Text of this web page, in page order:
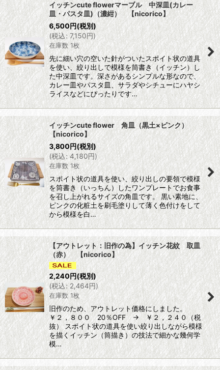
イッチンcute flowerマーブル 中深皿(カレー
皿・パスタ皿)（濃紺） 【nicorico】
6,500円(税別)
(税込: 7,150円)
在庫数 1枚
先に細い穴の空いた針がついたスポイト状の道具
を使い、絞り出しで模様を筒書き（イッチン）し
た中深皿です。深さがあるシンプルな形なので、
カレー皿やパスタ皿、サラダやシチューにハヤシ
ライスなどにぴったりです…
イッチンcute flower 角皿（黒土×ピンク）
【nicorico】
3,800円(税別)
(税込: 4,180円)
在庫数 1枚
スポイト状の道具を使い、絞り出しの要領で模様
を筒書き（いっちん）したワンプレートでお食事
を召し上がれるサイズの角皿です。 黒い素地に、
ピンクの化粧土を刷毛塗りして薄く色付けをして
から模様を白…
【アウトレット：旧作の為】イッチン花紋 取皿
（赤） 【nicorico】
2,240円(税別)
(税込: 2,464円)
在庫数 1枚
旧作のため、アウトレット価格にしました。
￥２，８００ 20％OFF → ￥２，２４０（税
抜） スポイト状の道具を使い絞り出しながら模様
を描くイッチン（筒描き）の技法で細かな幾何学
模…